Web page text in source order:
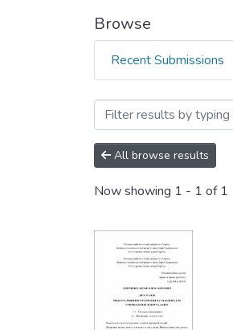
Browse
Recent Submissions
Browsing
All browse results
Now showing 1 - 1 of 1